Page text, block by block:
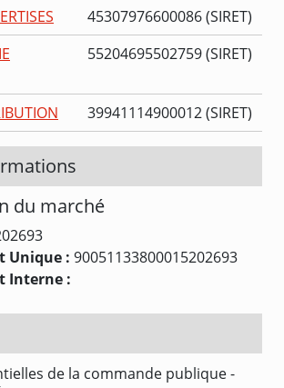
45307976600086 (SIRET)
55204695502759 (SIRET)
39941114900012 (SIRET)
du marché
Unique : 90051133800015202693
Interne :
de la commande publique -